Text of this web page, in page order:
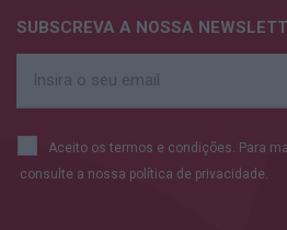
SUBSCREVA A NOSSA
Aceito os termos e condições. Para
consulte a nossa política de privacidade.